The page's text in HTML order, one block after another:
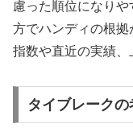
慮った順位になり
方でハンディの根
指数や直近の実績、
タイブレークの